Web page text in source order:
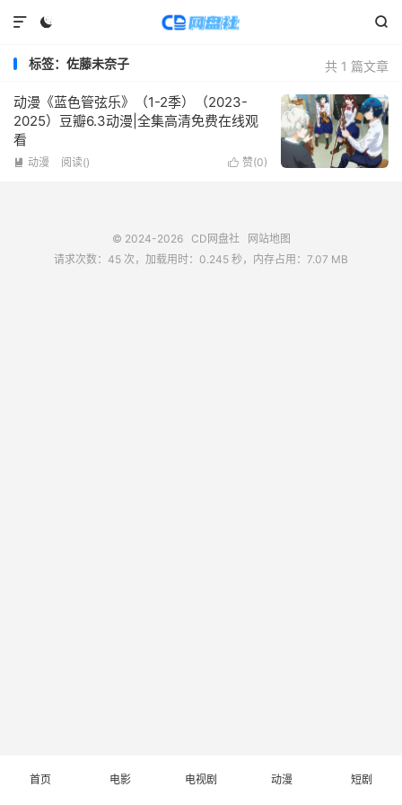
 

共 1 篇文章
标签：佐藤未奈子
动漫《蓝色管弦乐》（1-2季）（2023-
2025）豆瓣6.3动漫|全集高清免费在线观
看
 赞(0)
 动漫 阅读()
© 2024-2026 CD网盘社
网站地图
请求次数：45 次，加载用时：0.245 秒，内存占用：7.07 MB
首页 电影 电视剧 动漫 短剧